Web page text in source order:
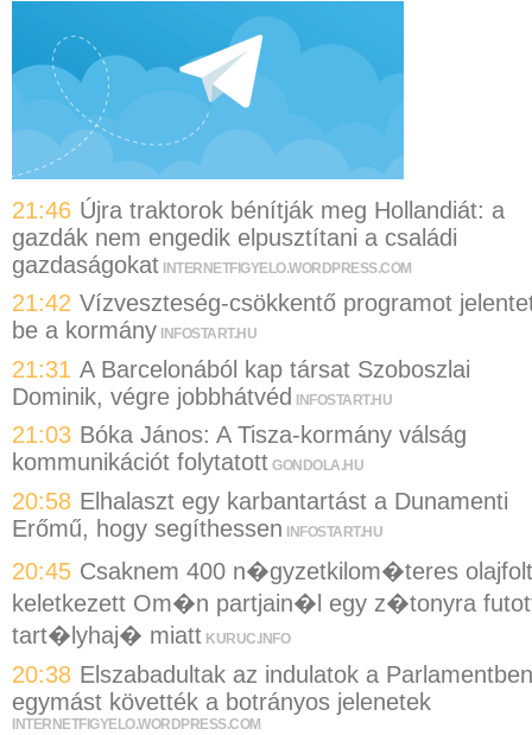
21:46 Újra traktorok bénítják meg Hollandiát: a
gazdák nem engedik elpusztítani a családi
gazdaságokat INTERNETFIGYELO.WORDPRESS.COM
21:42 Vízveszteség-csökkentő programot
be a kormány INFOSTART.HU
21:31 A Barcelonából kap társat Szoboszlai
Dominik, végre jobbhátvéd INFOSTART.HU
21:03 Bóka János: A Tisza-kormány válság
kommunikációt folytatott GONDOLA.HU
20:58 Elhalaszt egy karbantartást a Dunamenti
Erőmű, hogy segíthessen
INFOSTART.HU
20:45 Csaknem 400 n�gyzetkilom�teres olajfolt
keletkezett Om�n partjain�l egy z�tonyra
tart�lyhaj� miatt KURUC.INFO
20:38 Elszabadultak az indulatok a
egymást követték a botrányos jelenetek
INTERNETFIGYELO.WORDPRESS.COM